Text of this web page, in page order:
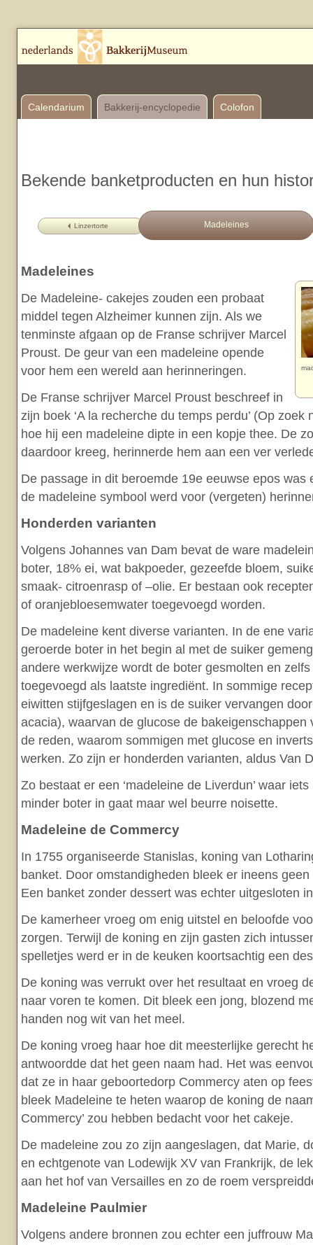
Calendarium Bakkerij-encyclopedie Colofon
Bekende banketproducten en hun
Linzertorte Madeleines
Madeleines
De Madeleine- cakejes zouden een probaat
middel tegen Alzheimer kunnen zijn. Als we
tenminste afgaan op de Franse schrijver Marcel
Proust. De geur van een madeleine opende
voor hem een wereld aan herinneringen.
De Franse schrijver Marcel Proust beschreef in
zijn boek ‘A la recherche du temps perdu’ (Op zoek
hoe hij een madeleine dipte in een kopje thee. De
daardoor kreeg, herinnerde hem aan een ver
De passage in dit beroemde 19e eeuwse epos was
de madeleine symbool werd voor (vergeten)
Honderden varianten
Volgens Johannes van Dam bevat de ware
boter, 18% ei, wat bakpoeder, gezeefde bloem,
smaak- citroenrasp of –olie. Er bestaan ook
of oranjebloesemwater toegevoegd worden.
De madeleine kent diverse varianten. In de ene
geroerde boter in het begin al met de suiker
andere werkwijze wordt de boter gesmolten en
toegevoegd als laatste ingrediënt. In sommige
eiwitten stijfgeslagen en is de suiker vervangen
acacia), waarvan de glucose de bakeigenschappen
de reden, waarom sommigen met glucose en
werken. Zo zijn er honderden varianten, aldus Van
Zo bestaat er een ‘madeleine de Liverdun’ waar
minder boter in gaat maar wel beurre noisette.
Madeleine de Commercy
In 1755 organiseerde Stanislas, koning van
banket. Door omstandigheden bleek er ineens
Een banket zonder dessert was echter uitgesloten
De kamerheer vroeg om enig uitstel en beloofde
zorgen. Terwijl de koning en zijn gasten zich
spelletjes werd er in de keuken koortsachtig een
De koning was verrukt over het resultaat en vroeg
naar voren te komen. Dit bleek een jong, blozend
handen nog wit van het meel.
De koning vroeg haar hoe dit meesterlijke gerecht
antwoordde dat het geen naam had. Het was
dat ze in haar geboortedorp Commercy aten op
bleek Madeleine te heten waarop de koning de
Commercy’ zou hebben bedacht voor het cakeje.
De madeleine zou zo zijn aangeslagen, dat Marie,
en echtgenote van Lodewijk XV van Frankrijk, de
aan het hof van Versailles en zo de roem
Madeleine Paulmier
Volgens andere bronnen zou echter een juffrouw